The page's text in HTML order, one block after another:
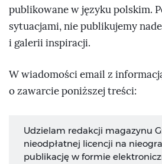
publikowane w języku polskim.
sytuacjami, nie publikujemy
i galerii inspiracji.
W wiadomości email z
o zawarcie poniższej treści:
Udzielam redakcji magazynu
nieodpłatnej licencji na
publikację w formie